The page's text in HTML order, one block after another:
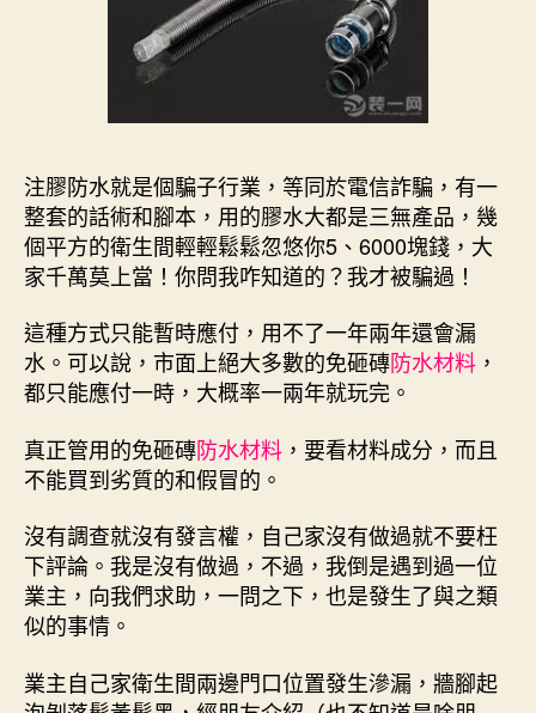
注膠防水就是個騙子行業，等同於電信詐騙，有一
整套的話術和腳本，用的膠水大都是三無產品，幾
個平方的衛生間輕輕鬆鬆忽悠你5、6000塊錢，大
家千萬莫上當！你問我咋知道的？我才被騙過！
這種方式只能暫時應付，用不了一年兩年還會漏
水。可以說，市面上絕大多數的免砸磚防水材料 ，
都只能應付一時，大概率一兩年就玩完。
真正管用的免砸磚防水材料 ，要看材料成分，而且
不能買到劣質的和假冒的。
沒有調查就沒有發言權，自己家沒有做過就不要枉
下評論。我是沒有做過，不過，我倒是遇到過一位
業主，向我們求助，一問之下，也是發生了與之類
似的事情。
業主自己家衛生間兩邊門口位置發生滲漏，牆腳起